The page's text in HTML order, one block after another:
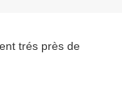
trés près de